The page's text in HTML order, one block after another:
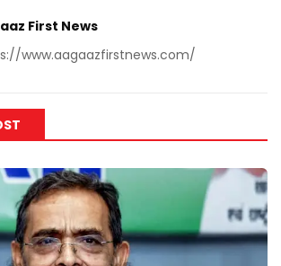
First News
www.aagaazfirstnews.com/